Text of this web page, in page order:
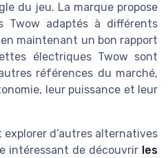
du jeu. La marque propose
Twow adaptés à différents
maintenant un bon rapport
électriques Twow sont
références du marché,
leur puissance et leur
d’autres alternatives
intéressant de découvrir les